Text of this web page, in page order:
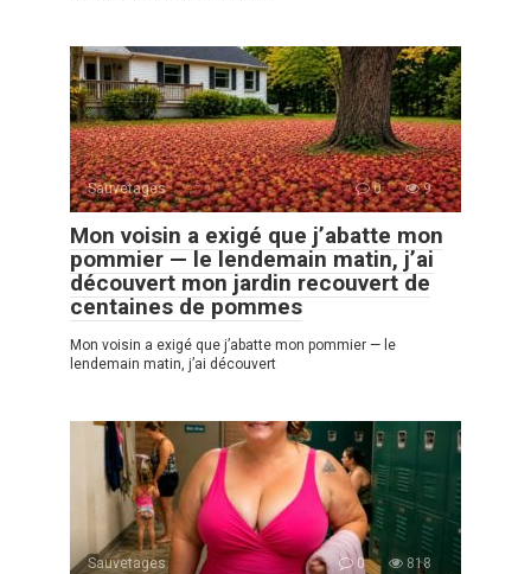
Sauvetages 0 9
Mon voisin a exigé que j’abatte mon
pommier — le lendemain matin, j’ai
découvert mon jardin recouvert de
centaines de pommes
Mon voisin a exigé que j’abatte mon pommier — le
lendemain matin, j’ai découvert
Sauvetages 0 818